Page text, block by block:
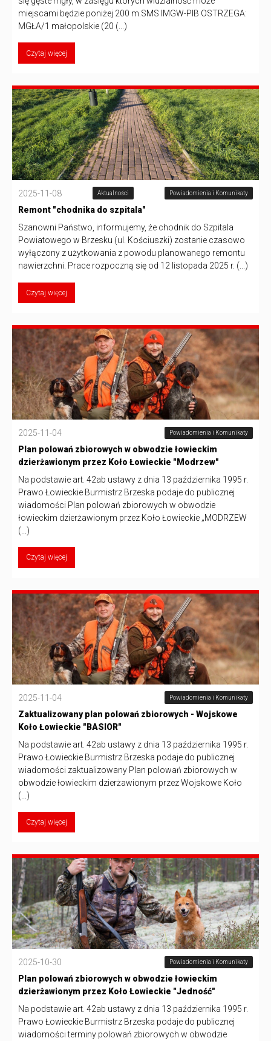
miejscami będzie poniżej 200 m.SMS IMGW-PIB OSTRZEGA:
MGŁA/1 małopolskie (20 (...)
Czytaj więcej
2025-11-08 Aktualności Powiadomienia i Komunikaty
Remont "chodnika do szpitala"
Szanowni Państwo, informujemy, że chodnik do Szpitala
Powiatowego w Brzesku (ul. Kościuszki) zostanie czasowo
wyłączony z użytkowania z powodu planowanego remontu
nawierzchni. Prace rozpoczną się od 12 listopada 2025 r. (...)
Czytaj więcej
2025-11-04 Powiadomienia i Komunikaty
Plan polowań zbiorowych w obwodzie łowieckim
dzierżawionym przez Koło Łowieckie "Modrzew"
Na podstawie art. 42ab ustawy z dnia 13 października 1995 r.
Prawo Łowieckie Burmistrz Brzeska podaje do publicznej
wiadomości Plan polowań zbiorowych w obwodzie
łowieckim dzierżawionym przez Koło Łowieckie „MODRZEW
(...)
Czytaj więcej
2025-11-04 Powiadomienia i Komunikaty
Zaktualizowany plan polowań zbiorowych - Wojskowe
Koło Łowieckie "BASIOR"
Na podstawie art. 42ab ustawy z dnia 13 października 1995 r.
Prawo Łowieckie Burmistrz Brzeska podaje do publicznej
wiadomości zaktualizowany Plan polowań zbiorowych w
obwodzie łowieckim dzierżawionym przez Wojskowe Koło
(...)
Czytaj więcej
2025-10-30 Powiadomienia i Komunikaty
Plan polowań zbiorowych w obwodzie łowieckim
dzierżawionym przez Koło Łowieckie "Jedność"
Na podstawie art. 42ab ustawy z dnia 13 października 1995 r.
Prawo Łowieckie Burmistrz Brzeska podaje do publicznej
wiadomości terminy polowań zbiorowych w obwodzie